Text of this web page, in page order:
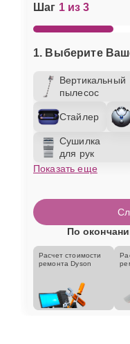
Шаг 1 из 3
1. Выберите
Вертикальный
пылесос
Стайлер
Сушилка
для рук
Показать еще
По
Расчет стоимости
ремонта Dyson